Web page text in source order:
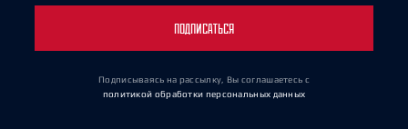
ПОДПИСАТЬСЯ
Подписываясь на рассылку, Вы соглашаетесь с
политикой обработки персональных данных